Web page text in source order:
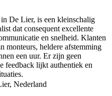
De Lier, is een kleinschalig
dat consequent excellente
en snelheid. Klanten
monteurs, heldere afstemming
een uur. Er zijn geen
feedback lijkt authentiek en
Nederland